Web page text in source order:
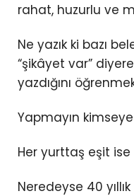
rahat, huzurlu ve
Ne yazık ki bazı
“şikâyet var”
yazdığını
Yapmayın
Her yurttaş eşit
Neredeyse 40